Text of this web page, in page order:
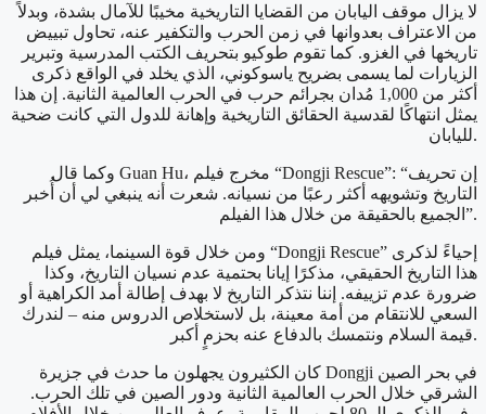
لا يزال موقف اليابان من القضايا التاريخية مخيبًا للآمال بشدة، وبدلاً
من الاعتراف بعدوانها في زمن الحرب والتكفير عنه، تحاول تبييض
تاريخها في الغزو. كما تقوم طوكيو بتحريف الكتب المدرسية وتبرير
الزيارات لما يسمى بضريح ياسوكوني، الذي يخلد في الواقع ذكرى
أكثر من 1,000 مُدان بجرائم حرب في الحرب العالمية الثانية. إن هذا
يمثل انتهاكًا لقدسية الحقائق التاريخية وإهانة للدول التي كانت ضحية
لليابان.
وكما قال Guan Hu، مخرج فيلم “Dongji Rescue”: “إن تحريف
التاريخ وتشويهه أكثر رعبًا من نسيانه. شعرت أنه ينبغي لي أن أُخبر
الجميع بالحقيقة من خلال هذا الفيلم”.
ومن خلال قوة السينما، يمثل فيلم “Dongji Rescue” إحياءً لذكرى
هذا التاريخ الحقيقي، مذكرًا إيانا بحتمية عدم نسيان التاريخ، وكذا
ضرورة عدم تزييفه. إننا نتذكر التاريخ لا بهدف إطالة أمد الكراهية أو
السعي للانتقام من أمة معينة، بل لاستخلاص الدروس منه – لندرك
قيمة السلام ونتمسك بالدفاع عنه بحزمٍ أكبر.
كان الكثيرون يجهلون ما حدث في جزيرة Dongji في بحر الصين
الشرقي خلال الحرب العالمية الثانية ودور الصين في تلك الحرب.